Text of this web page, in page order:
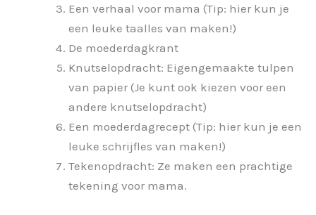
Een verhaal voor mama (Tip: hier kun je
een leuke taalles van maken!)
De moederdagkrant
Knutselopdracht: Eigengemaakte tulpen
van papier (Je kunt ook kiezen voor een
andere knutselopdracht)
Een moederdagrecept (Tip: hier kun je een
leuke schrijfles van maken!)
Tekenopdracht: Ze maken een prachtige
tekening voor mama.